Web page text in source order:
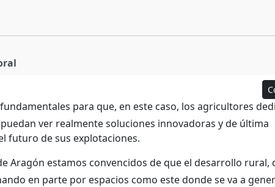
para que, en este caso, los agricultores
ver realmente soluciones innovadoras y de última
futuro de sus explotaciones.
Aragón estamos convencidos de que el desarrollo rural,
en parte por espacios como este donde se va a